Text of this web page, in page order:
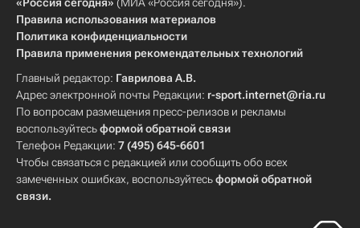
Правила использования материалов
Политика конфиденциальности
Правила применения рекомендательных технологий
Главный редактор: Гаврилова А.В.
Адрес электронной почты Редакции: r-sport.internet@ria.ru
По вопросам размещения пресс-релизов и рекламы
воспользуйтесьформой обратной связи
Телефон Редакции: 7 (495) 645-6601
Чтобы связаться с редакцией или сообщить обо всех
замеченных ошибках, воспользуйтесьформой обратной
связи.